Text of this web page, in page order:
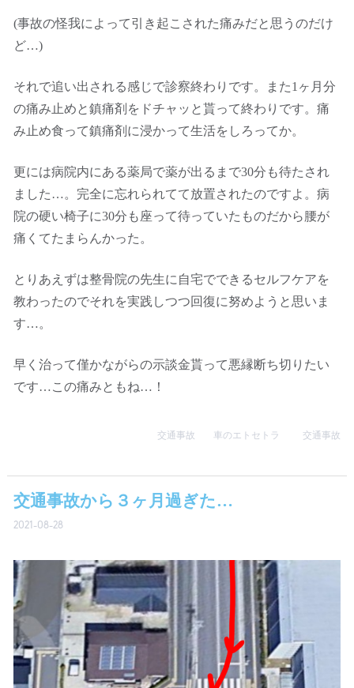
(事故の怪我によって引き起こされた痛みだと思うのだけ
ど…)
それで追い出される感じで診察終わりです。また1ヶ月分
の痛み止めと鎮痛剤をドチャッと貰って終わりです。痛
み止め食って鎮痛剤に浸かって生活をしろってか。
更には病院内にある薬局で薬が出るまで30分も待たされ
ました…。完全に忘れられてて放置されたのですよ。病
院の硬い椅子に30分も座って待っていたものだから腰が
痛くてたまらんかった。
とりあえずは整骨院の先生に自宅でできるセルフケアを
教わったのでそれを実践しつつ回復に努めようと思いま
す…。
早く治って僅かながらの示談金貰って悪縁断ち切りたい
です…この痛みともね…！
交通事故 車のエトセトラ 交通事故
交通事故から３ヶ月過ぎた…
2021-08-28